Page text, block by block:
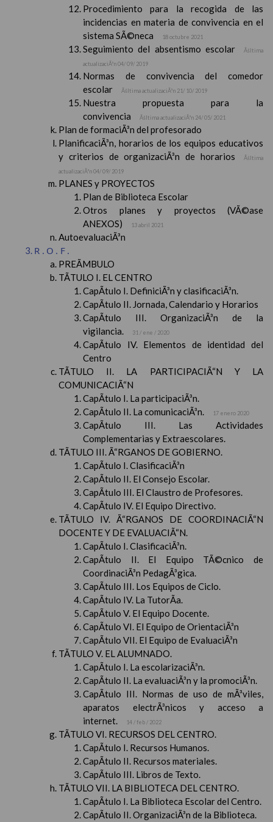
Procedimiento para la recogida de las
incidencias en materia de convivencia en el
sistema SÃ©neca
18 octubre 2021
Seguimiento del absentismo escolar
Ãšltima
actualizaciÃ³n 04/ 09/ 2019
Normas de convivencia del comedor
escolar
Ãšltima actualizaciÃ³n 21/ 10/ 2019
Nuestra propuesta para la
convivencia
Ãšltima actualizaciÃ³n 24/ 05/ 2021
Plan de formaciÃ³n del profesorado
PlanificaciÃ³n, horarios de los equipos educativos
y criterios de organizaciÃ³n de horarios
Ãšltima
actualizaciÃ³n 04/ 09/ 2019
PLANES y PROYECTOS
Plan de Biblioteca Escolar
Otros planes y proyectos (VÃ©ase
ANEXOS)
13 abril 2021
AutoevaluaciÃ³n
R.O.F.
PREÃMBULO
TÃTULO I. EL CENTRO
CapÃ­tulo I. DefiniciÃ³n y clasificaciÃ³n.
CapÃ­tulo II. Jornada, Calendario y Horarios
CapÃ­tulo III. OrganizaciÃ³n de la
vigilancia.
31 / ene / 2020
CapÃ­tulo IV. Elementos de identidad del
Centro
TÃTULO II. LA PARTICIPACIÃ“N Y LA
COMUNICACIÃ“N
CapÃ­tulo I. La participaciÃ³n.
CapÃ­tulo II. La comunicaciÃ³n.
17 enero 2020
CapÃ­tulo III. Las Actividades
Complementarias y Extraescolares.
TÃTULO III. Ã“RGANOS DE GOBIERNO.
CapÃ­tulo I. ClasificaciÃ³n
CapÃ­tulo II. El Consejo Escolar.
CapÃ­tulo III. El Claustro de Profesores.
CapÃ­tulo IV. El Equipo Directivo.
TÃTULO IV. Ã“RGANOS DE COORDINACIÃ“N
DOCENTE Y DE EVALUACIÃ“N.
CapÃ­tulo I. ClasificaciÃ³n.
CapÃ­tulo II. El Equipo TÃ©cnico de
CoordinaciÃ³n PedagÃ³gica.
CapÃ­tulo III. Los Equipos de Ciclo.
CapÃ­tulo IV. La TutorÃ­a.
CapÃ­tulo V. El Equipo Docente.
CapÃ­tulo VI. El Equipo de OrientaciÃ³n
CapÃ­tulo VII. El Equipo de EvaluaciÃ³n
TÃTULO V. EL ALUMNADO.
CapÃ­tulo I. La escolarizaciÃ³n.
CapÃ­tulo II. La evaluaciÃ³n y la promociÃ³n.
CapÃ­tulo III. Normas de uso de mÃ³viles,
aparatos electrÃ³nicos y acceso a
internet.
14 / feb / 2022
TÃTULO VI. RECURSOS DEL CENTRO.
CapÃ­tulo I. Recursos Humanos.
CapÃ­tulo II. Recursos materiales.
CapÃ­tulo III. Libros de Texto.
TÃTULO VII. LA BIBLIOTECA DEL CENTRO.
CapÃ­tulo I. La Biblioteca Escolar del Centro.
CapÃ­tulo II. OrganizaciÃ³n de la Biblioteca.